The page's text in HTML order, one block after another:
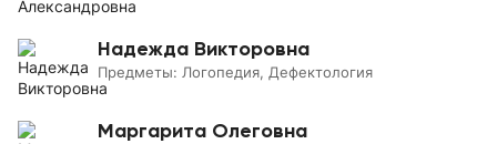
Надежда Викторовна
Предметы: Логопедия, Дефектология
Маргарита Олеговна